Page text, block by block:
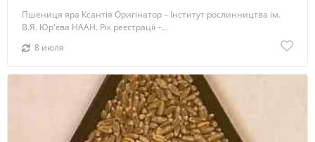
Пшениця яра Ксантія Оригінатор – Інститут рослинництва ім.
В.Я. Юр'єва НААН. Рік реєстрації –...
8 июля